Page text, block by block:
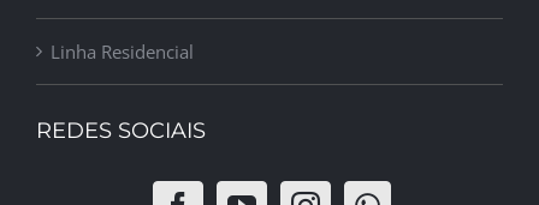
Linha Residencial
REDES SOCIAIS